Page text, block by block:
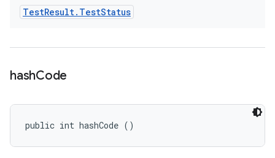
TestResult. TestStatus
hashCode
public int hashCode ()